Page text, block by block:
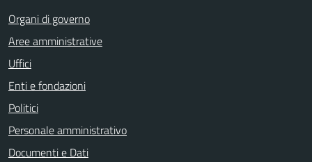
Organi di governo
Aree amministrative
Uffici
Enti e fondazioni
Politici
Personale amministrativo
Documenti e Dati